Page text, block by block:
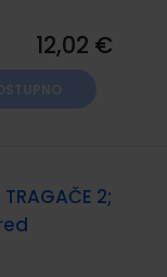
12,02 €
TRAGAČE 2;